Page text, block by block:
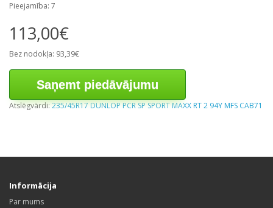
Pieejamība: 7
113,00€
Bez nodokļa: 93,39€
Saņemt piedāvājumu
Atslēgvārdi:235/45R17 DUNLOP PCR SP SPORT MAXX RT 2 94Y MFS CAB71
Informācija
Par mums